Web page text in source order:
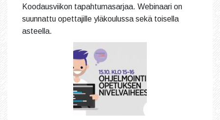
Koodausviikon tapahtumasarjaa. Webinaari on
suunnattu opettajille yläkoulussa sekä toisella
asteella.